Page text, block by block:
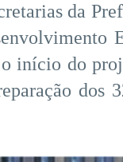
da
início do
dos